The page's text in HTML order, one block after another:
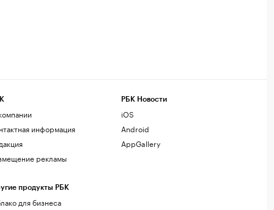
информация
рекламы
продукты РБК
для бизнеса
РБК Новости
iOS
Android
AppGallery